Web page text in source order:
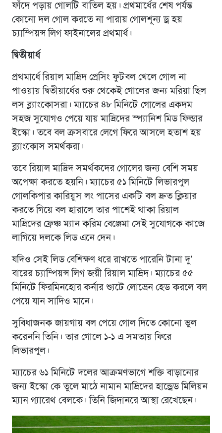
ফাঁদে পড়ায় গোলটি বাতিল হয়। প্রথমার্ধের শেষ পর্যন্ত
কোনো দল গোল করতে না পারায় গোলশূন্য ড্র হয়
চ্যাম্পিয়ন্স লিগ ফাইনালের প্রথমার্ধ।
দ্বিতীয়ার্ধ
প্রথমার্ধে রিয়াল মাদ্রিদ প্রেসিং ফুটবল খেলে গোল না
পাওয়ায় দ্বিতীয়ার্ধের শুরু থেকেই গোলের জন্য মরিয়া ছিল
লস ব্ল্যাংকোসরা। ম্যাচের ৪৮ মিনিটে গোলের একদম
সহজ সুযোগও পেয়ে যায় মাদ্রিদের স্প্যানিশ মিড ফিল্ডার
ইস্কো। তবে বল ক্রসবারে লেগে ফিরে আসলে হতাশ হয়
ব্ল্যাংকোস সমর্থকরা।
তবে রিয়াল মাদ্রিদ সমর্থকদের গোলের জন্য বেশি সময়
অপেক্ষা করতে হয়নি। ম্যাচের ৫১ মিনিটে লিভারপুল
গোলকিপার কারিয়ুস লং পাসের একটি বল দ্রুত ক্লিয়ার
করতে গিয়ে বল হারালে তার পাশেই থাকা রিয়াল
মাদ্রিদের ফ্রেঞ্চ ম্যান করিম বেঞ্জেমা সেই সুযোগকে কাজে
লাগিয়ে দলকে লিড এনে দেন।
যদিও সেই লিড বেশিক্ষণ ধরে রাখতে পারেনি টানা দু’
বারের চ্যাম্পিয়ন্স লিগ জয়ী রিয়াল মাদ্রিদ। ম্যাচের ৫৫
মিনিটে ফিরমিনহোর কর্নার শ্যুটে লোভ্রেন হেড করলে বল
পেয়ে যান সাদিও মানে।
সুবিধাজনক জায়গায় বল পেয়ে গোল দিতে কোনো ভুল
করেননি তিনি। তার গোলে ১-১ এ সমতায় ফিরে
লিভারপুল।
ম্যাচের ৬১ মিনিটে দলের আক্রমণভাগে শক্তি বাড়ানোর
জন্য ইস্কো কে তুলে মাঠে নামান মাদ্রিদের হান্ড্রেড মিলিয়ন
ম্যান গ্যারেথ বেলকে। তিনি জিদানরে আস্থা রেখেছেন।